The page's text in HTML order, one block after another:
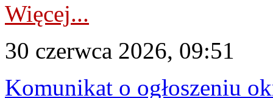
Więcej...
30 czerwca 2026, 09:51
Komunikat o ogłoszeniu